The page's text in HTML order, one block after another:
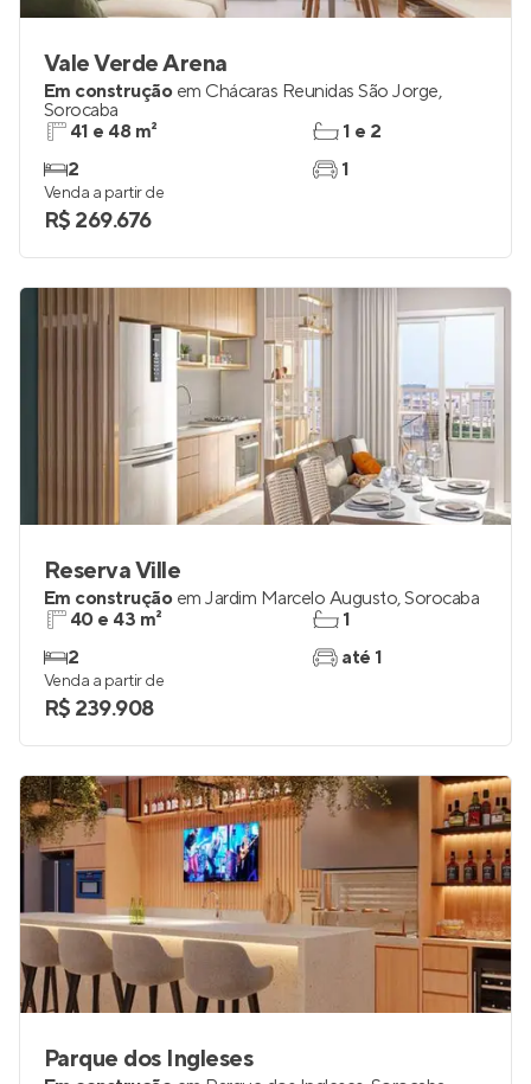
Vale Verde Arena
Em construção em Chácaras Reunidas São Jorge,
Sorocaba
41 e 48 m²
2
1 e 2
1
Venda a partir de
R$ 269.676
Reserva Ville
Em construção em Jardim Marcelo Augusto,Sorocaba
40 e 43 m²
2
1
até 1
Venda a partir de
R$ 239.908
Parque dos Ingleses